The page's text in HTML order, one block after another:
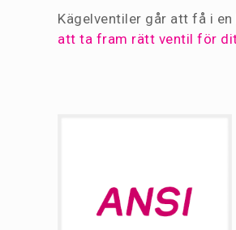
Kägelventiler går att få i
att ta fram rätt ventil för